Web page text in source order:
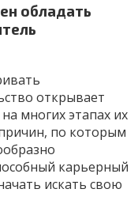
обладать
открывает
многих этапах их
по которым
карьерный
искать свою